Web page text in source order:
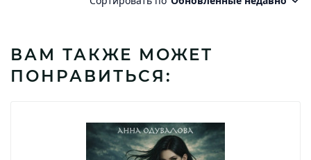
ВАМ ТАКЖЕ МОЖЕТ
ПОНРАВИТЬСЯ: